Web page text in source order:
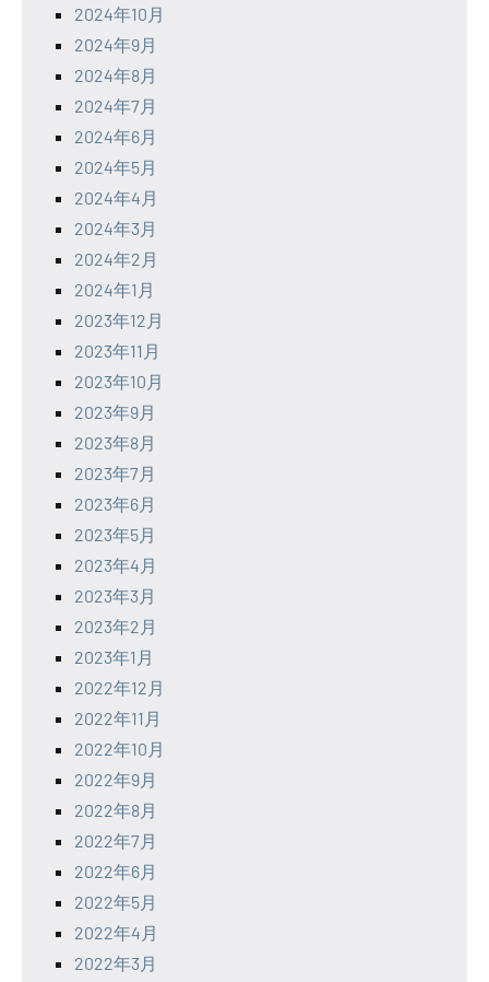
2024年10月
2024年9月
2024年8月
2024年7月
2024年6月
2024年5月
2024年4月
2024年3月
2024年2月
2024年1月
2023年12月
2023年11月
2023年10月
2023年9月
2023年8月
2023年7月
2023年6月
2023年5月
2023年4月
2023年3月
2023年2月
2023年1月
2022年12月
2022年11月
2022年10月
2022年9月
2022年8月
2022年7月
2022年6月
2022年5月
2022年4月
2022年3月